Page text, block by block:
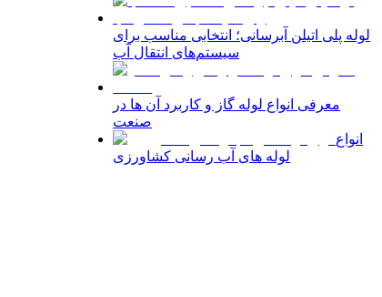
لوله پلی اتیلن آبرسانی؛ انتخابی مناسب برای
سیستم‌های انتقال آب
معرفی انواع لوله گاز و کاربرد آن ها در
صنعت
انواع
لوله های آب رسانی کشاورزی